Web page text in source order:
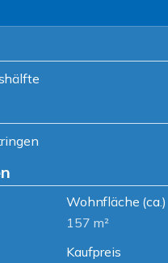
Wohnfläche (ca.)
157 m²
Kaufpreis